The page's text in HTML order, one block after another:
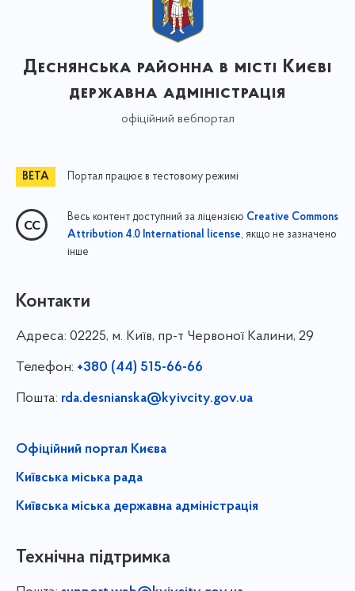
Деснянська районна в місті Києві
державна адміністрація
офіційний вебпортал
Портал працює в тестовому режимі
Весь контент доступний за ліцензією Creative Commons
Attribution 4.0 International license, якщо не зазначено
інше
Контакти
Адреса: 02225, м. Київ, пр-т Червоної Калини, 29
Телефон: +380 (44) 515-66-66
Пошта: rda.desnianska@kyivcity.gov.ua
Офіційний портал Києва
Київська міська рада
Київська міська державна адміністрація
Технічна підтримка